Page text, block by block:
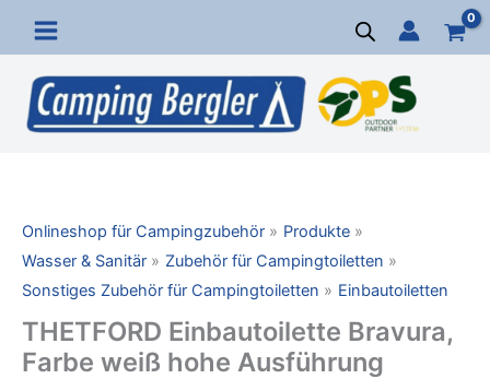
Inhalt
springen
Onlineshop für Campingzubehör
Produkte
Wasser & Sanitär
Zubehör für Campingtoiletten
Sonstiges Zubehör für Campingtoiletten
Einbautoiletten
THETFORD Einbautoilette Bravura,
Farbe weiß hohe Ausführung